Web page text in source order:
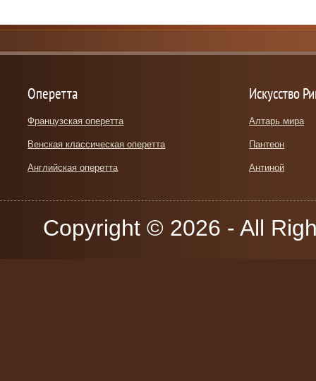
Оперетта
Французская оперетта
Венская классическая оперетта
Английская оперетта
Искусство
Алтарь мира
Пантеон
Антиной
Copyright © 2026 - All